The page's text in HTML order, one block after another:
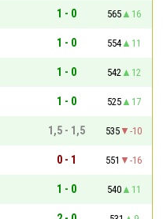
1 - 0 565
16
1 - 0 554
11
1 - 0 542
12
1 - 0 525
17
1,5 - 1,5 535
-10
0 - 1 551
-16
1 - 0 540
11